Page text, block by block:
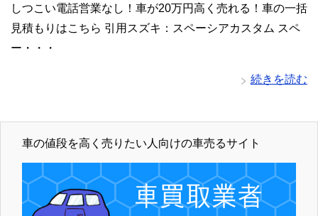
しつこい電話営業なし！車が20万円高く売れる！車の一括
見積もりはこちら 引用スズキ：スペーシアカスタム スペ
ー・・・
続きを読む
車の値段を高く売りたい人向けの車売るサイト